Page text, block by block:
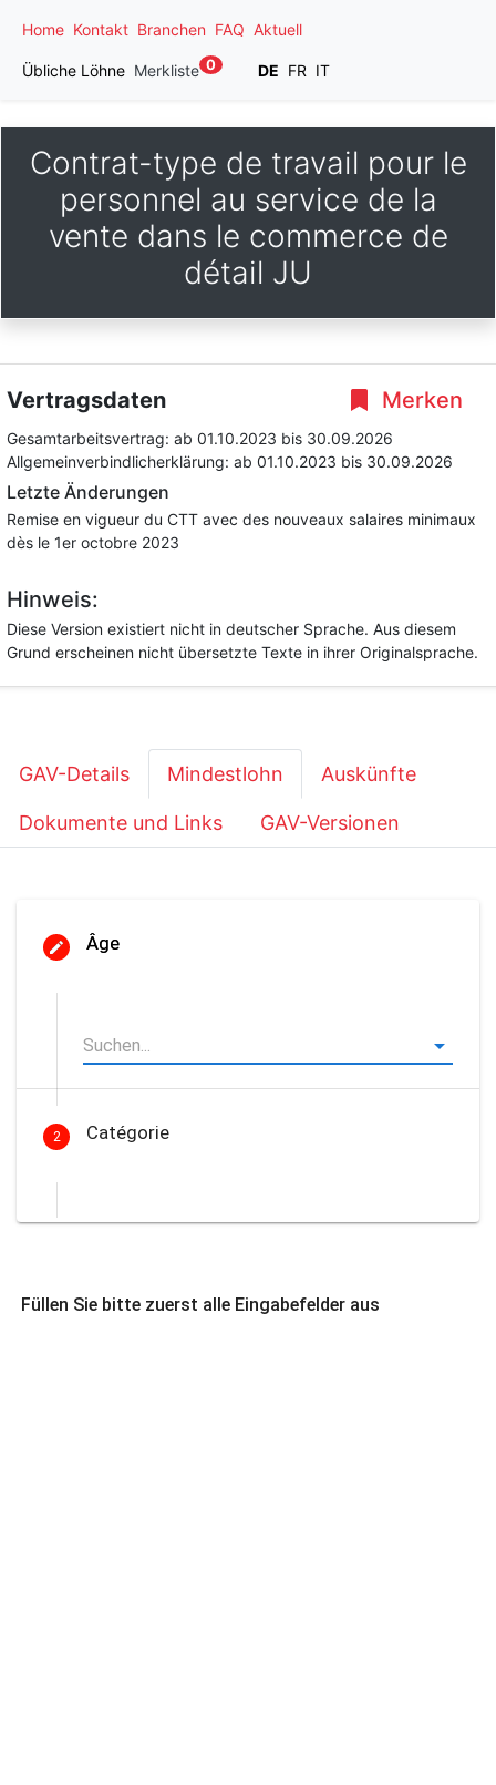
Home Kontakt Branchen FAQ Aktuell
Übliche Löhne Merkliste 0 DE FR IT
Contrat-type de travail pour le
personnel au service de la
vente dans le commerce de
détail JU
Merken
Vertragsdaten
Gesamtarbeitsvertrag: ab 01.10.2023 bis 30.09.2026
Allgemeinverbindlicherklärung: ab 01.10.2023 bis 30.09.2026
Letzte Änderungen
Remise en vigueur du CTT avec des nouveaux salaires minimaux
dès le 1er octobre 2023
Hinweis:
Diese Version existiert nicht in deutscher Sprache. Aus diesem
Grund erscheinen nicht übersetzte Texte in ihrer Originalsprache.
GAV-Details Mindestlohn Auskünfte
Dokumente und Links GAV-Versionen
Âge
2 Catégorie
Füllen Sie bitte zuerst alle Eingabefelder aus